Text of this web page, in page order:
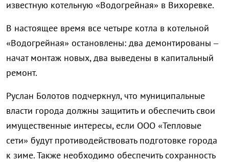
известную котельную «Водогрейная» в Вихоревке.
В настоящее время все четыре котла в котельной
«Водогрейная» остановлены: два демонтированы –
начат монтаж новых, два выведены в капитальный
ремонт.
Руслан Болотов подчеркнул, что муниципальные
власти города должны защитить и обеспечить свои
имущественные интересы, если ООО «Тепловые
сети» будут противодействовать подготовке города
к зиме. Также необходимо обеспечить сохранность